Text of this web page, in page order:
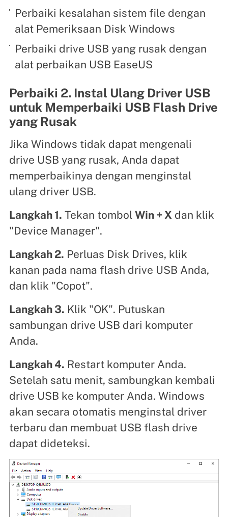
Perbaiki kesalahan sistem file dengan
alat Pemeriksaan Disk Windows
Perbaiki drive USB yang rusak dengan
alat perbaikan USB EaseUS
Perbaiki 2. Instal Ulang Driver USB
untuk Memperbaiki USB Flash Drive
yang Rusak
Jika Windows tidak dapat mengenali
drive USB yang rusak, Anda dapat
memperbaikinya dengan menginstal
ulang driver USB.
Langkah 1. Tekan tombol Win + X dan klik
"Device Manager".
Langkah 2. Perluas Disk Drives, klik
kanan pada nama flash drive USB Anda,
dan klik "Copot".
Langkah 3. Klik "OK". Putuskan
sambungan drive USB dari komputer
Anda.
Langkah 4. Restart komputer Anda.
Setelah satu menit, sambungkan kembali
drive USB ke komputer Anda. Windows
akan secara otomatis menginstal driver
terbaru dan membuat USB flash drive
dapat dideteksi.